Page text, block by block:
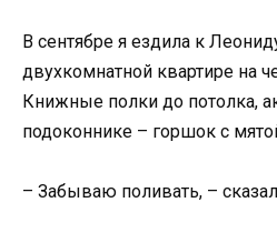
В сентябре я ездила к
двухкомнатной квартире на
Книжные полки до потолка,
подоконнике – горшок с
– Забываю поливать, –